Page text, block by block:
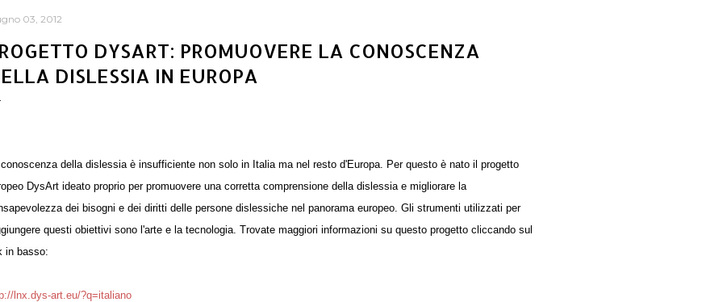
03, 2012
DYSART: PROMUOVERE LA CONOSCENZA
DISLESSIA IN EUROPA
conoscenza della dislessia è insufficiente non solo in Italia ma nel resto d'Europa. Per questo è nato il progetto
DysArt ideato proprio per promuovere una corretta comprensione della dislessia e migliorare la
dei bisogni e dei diritti delle persone dislessiche nel panorama europeo. Gli strumenti utilizzati per
questi obiettivi sono l'arte e la tecnologia. Trovate maggiori informazioni su questo progetto cliccando sul
in basso:
lnx.dys-art.eu/?q=italiano